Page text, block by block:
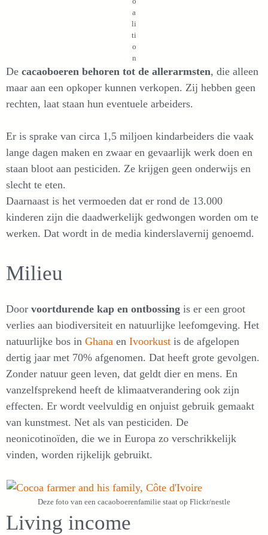
a
li
ti
o
n
De cacaoboeren behoren tot de allerarmsten, die alleen
maar aan een opkoper kunnen verkopen. Zij hebben geen
rechten, laat staan hun eventuele arbeiders.
Er is sprake van circa 1,5 miljoen kindarbeiders die vaak
lange dagen maken en zwaar en gevaarlijk werk doen en
staan bloot aan pesticiden. Ze krijgen geen onderwijs en
slecht te eten.
Daarnaast is het vermoeden dat er rond de 13.000
kinderen zijn die daadwerkelijk gedwongen worden om te
werken. Dat wordt in de media kinderslavernij genoemd.
Milieu
Door voortdurende kap en ontbossing is er een groot
verlies aan biodiversiteit en natuurlijke leefomgeving. Het
natuurlijke bos in Ghana en Ivoorkust is de afgelopen
dertig jaar met 70% afgenomen. Dat heeft grote gevolgen.
Zonder natuur geen leven, dat geldt dier en mens. En
vanzelfsprekend heeft de klimaatverandering ook zijn
effecten. Er wordt veelvuldig en onjuist gebruik gemaakt
van kunstmest. Net als van pesticiden. De
neonicotinoïden, die we in Europa zo verschrikkelijk
vinden, worden rijkelijk gebruikt.
Deze foto van een cacaoboerenfamilie staat op Flickr/nestle
Living income